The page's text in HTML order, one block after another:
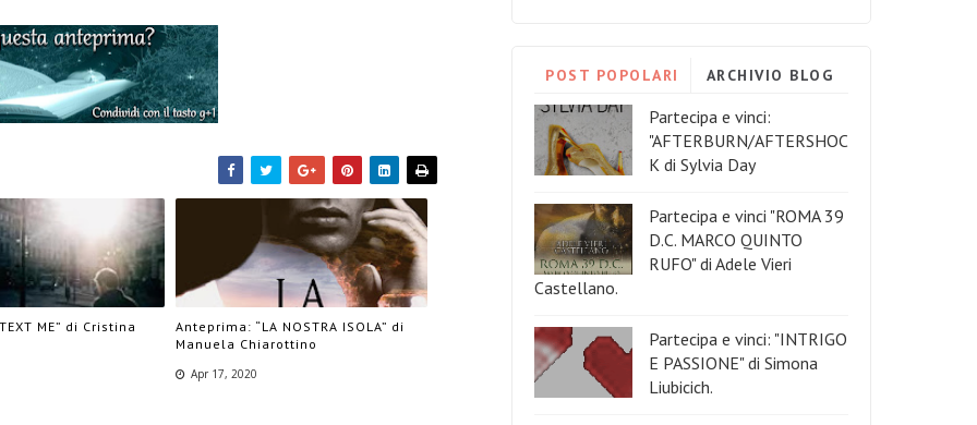
ME” di Cristina
Anteprima: “LA NOSTRA ISOLA” di
Manuela Chiarottino
Apr 17, 2020
POST POPOLARI ARCHIVIO BLOG
Partecipa e vinci:
"AFTERBURN/AFTERSHOC
K di Sylvia Day
Partecipa e vinci "ROMA 39
D.C. MARCO QUINTO
RUFO" di Adele Vieri
Castellano.
Partecipa e vinci: "INTRIGO
E PASSIONE" di Simona
Liubicich.